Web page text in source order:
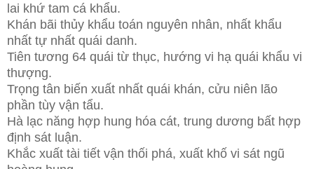
lai khứ tam cá khẩu.
Khán bãi thủy khẩu toán nguyên nhân, nhất khẩu
nhất tự nhất quái danh.
Tiên tương 64 quái từ thục, hướng vi hạ quái khẩu vi
thượng.
Trọng tân biến xuất nhất quái khán, cửu niên lão
phần tùy vận tẩu.
Hà lạc năng hợp hung hóa cát, trung dương bất hợp
định sát luận.
Khắc xuất tài tiết vận thối phá, xuất khố vi sát ngũ